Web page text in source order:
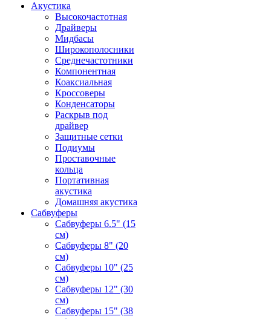
Акустика
Высокочастотная
Драйверы
Мидбасы
Широкополосники
Среднечастотники
Компонентная
Коаксиальная
Кроссоверы
Конденсаторы
Раскрыв под
драйвер
Защитные сетки
Подиумы
Проставочные
кольца
Портативная
акустика
Домашняя акустика
Сабвуферы
Сабвуферы 6.5" (15
см)
Сабвуферы 8" (20
см)
Сабвуферы 10" (25
см)
Сабвуферы 12" (30
см)
Сабвуферы 15" (38